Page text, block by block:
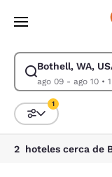
Saltar A Contenido
Bothell, WA,
ago 09 - ago 10•
Modificar búsqueda
Ordenar y
1